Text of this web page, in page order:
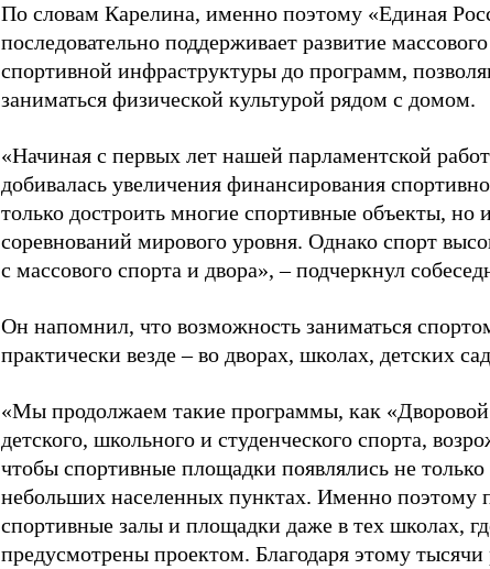
По словам Карелина, именно поэтому «Единая
последовательно поддерживает развитие
спортивной инфраструктуры до программ,
заниматься физической культурой рядом с домом.
«Начиная с первых лет нашей парламентской
добивалась увеличения финансирования
только достроить многие спортивные объекты, но
соревнований мирового уровня. Однако спорт
с массового спорта и двора», – подчеркнул
Он напомнил, что возможность заниматься
практически везде – во дворах, школах, детских
«Мы продолжаем такие программы, как «Дворовой
детского, школьного и студенческого спорта,
чтобы спортивные площадки появлялись не
небольших населенных пунктах. Именно поэтому
спортивные залы и площадки даже в тех школах,
предусмотрены проектом. Благодаря этому